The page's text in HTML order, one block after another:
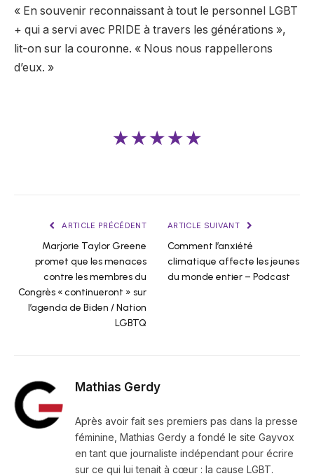
« En souvenir reconnaissant à tout le personnel LGBT
+ qui a servi avec PRIDE à travers les générations »,
lit-on sur la couronne. « Nous nous rappellerons
d’eux. »
★★★★★
ARTICLE PRÉCÉDENT
Marjorie Taylor Greene
promet que les menaces
contre les membres du
Congrès « continueront » sur
l’agenda de Biden / Nation
LGBTQ
ARTICLE SUIVANT
Comment l’anxiété
climatique affecte les jeunes
du monde entier – Podcast
Mathias Gerdy
Après avoir fait ses premiers pas dans la presse
féminine, Mathias Gerdy a fondé le site Gayvox
en tant que journaliste indépendant pour écrire
sur ce qui lui tenait à cœur : la cause LGBT.